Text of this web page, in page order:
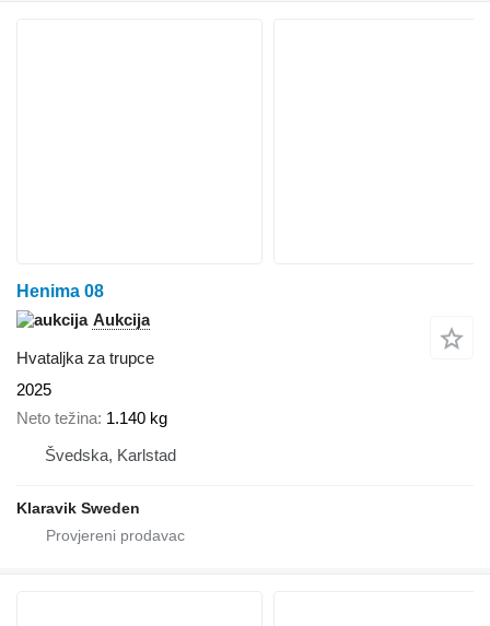
Henima 08
Aukcija
Hvataljka za trupce
2025
Neto težina 1.140 kg
Švedska, Karlstad
Klaravik Sweden